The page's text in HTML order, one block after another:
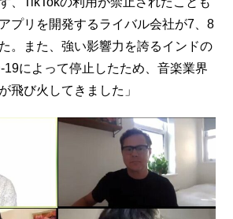
プリを開発するライバル会社が7、8
。また、強い影響力を誇るインドの
19によって停止したため、音楽業界
飛び火してきました」